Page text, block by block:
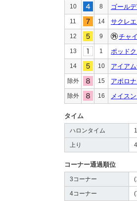
10 8 ゴール
11 14 サクレ
12 9 チャ
13 1 ポッド
14 10 アイア
除外 15 アポロ
除外 16 メイス
タイム
ハロンタイム
上り
コーナー通過順位
3コーナー
4コーナー